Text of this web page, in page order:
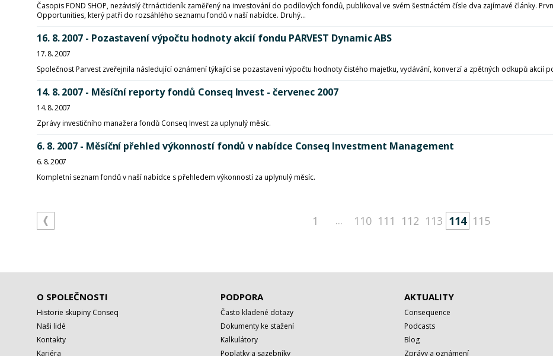
Časopis FOND SHOP, nezávislý čtrnáctideník zaměřený na investování do podílových fondů, publikoval ve svém šestnáctém čísle dva zajímavé články.
Opportunities, který patří do rozsáhlého seznamu fondů v naší nabídce. Druhý...
16. 8. 2007 - Pozastavení výpočtu hodnoty akcií fondu PARVEST Dynamic ABS
17. 8. 2007
Společnost Parvest zveřejnila následující oznámení týkající se pozastavení výpočtu hodnoty čistého majetku, vydávání, konverzí a zpětných odkupů akcií
14. 8. 2007 - Měsíční reporty fondů Conseq Invest - červenec 2007
14. 8. 2007
Zprávy investičního manažera fondů Conseq Invest za uplynulý měsíc.
6. 8. 2007 - Měsíční přehled výkonností fondů v nabídce Conseq Investment Management
6. 8. 2007
Kompletní seznam fondů v naší nabídce s přehledem výkonností za uplynulý měsíc.
1 ... 110 111 112 113 114 115
O SPOLEČNOSTI
Historie skupiny Conseq
Naši lidé
Kontakty
Kariéra
PODPORA
Často kladené dotazy
Dokumenty ke stažení
Kalkulátory
Poplatky a sazebníky
AKTUALITY
Consequence
Podcasts
Blog
Zprávy a oznámení